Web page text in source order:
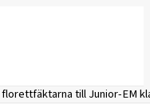
florettfäktarna till Junior-EM